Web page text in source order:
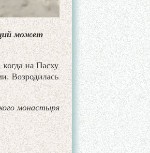
может
на Пасху
Возродилась
монастыря